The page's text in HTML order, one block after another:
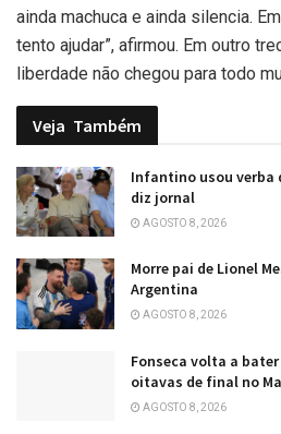
ainda machuca e ainda silencia.
tento ajudar”, afirmou. Em outro
liberdade não chegou para todo
Veja Também
Infantino usou verba
diz jornal
AGOSTO 8, 2026
Morre pai de Lionel
Argentina
AGOSTO 8, 2026
Fonseca volta a bater
oitavas de final no
AGOSTO 8, 2026